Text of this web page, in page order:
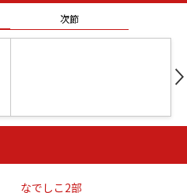
次節
石人の星
なでしこ2部